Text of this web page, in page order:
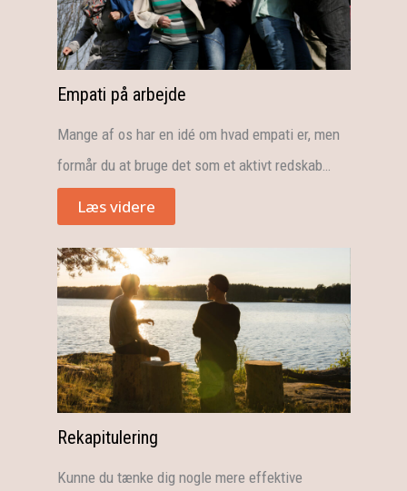
Empati på arbejde
Mange af os har en idé om hvad empati er, men
formår du at bruge det som et aktivt redskab…
Læs videre
Rekapitulering
Kunne du tænke dig nogle mere effektive